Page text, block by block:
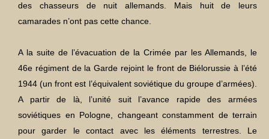
des chasseurs de nuit allemands. Mais huit de leurs
camarades n’ont pas cette chance.
A la suite de l’évacuation de la Crimée par les Allemands, le
46e régiment de la Garde rejoint le front de Biélorussie à l’été
1944 (un front est l’équivalent soviétique du groupe d’armées).
A partir de là, l’unité suit l’avance rapide des armées
soviétiques en Pologne, changeant constamment de terrain
pour garder le contact avec les éléments terrestres. Le